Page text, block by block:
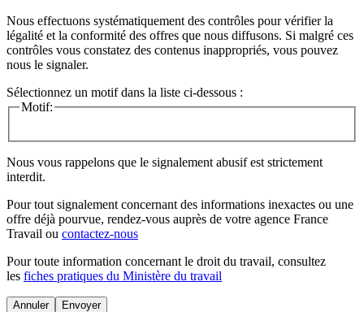
Nous effectuons systématiquement des contrôles pour vérifier la
légalité et la conformité des offres que nous diffusons. Si malgré ces
contrôles vous constatez des contenus inappropriés, vous pouvez
nous le signaler.
Sélectionnez un motif dans la liste ci-dessous :
Motif:
Nous vous rappelons que le signalement abusif est strictement
interdit.
Pour tout signalement concernant des informations inexactes ou une
offre déjà pourvue, rendez-vous auprès de votre agence France
Travail ou contactez-nous
Pour toute information concernant le droit du travail, consultez
les fiches pratiques du Ministère du travail
Annuler